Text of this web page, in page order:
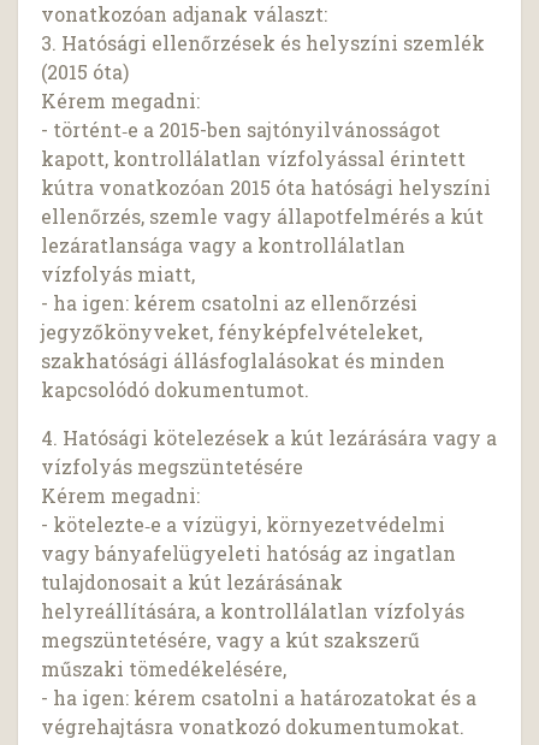
vonatkozóan adjanak választ:
3. Hatósági ellenőrzések és helyszíni szemlék
(2015 óta)
Kérem megadni:
- történt‑e a 2015-ben sajtónyilvánosságot
kapott, kontrollálatlan vízfolyással érintett
kútra vonatkozóan 2015 óta hatósági helyszíni
ellenőrzés, szemle vagy állapotfelmérés a kút
lezáratlansága vagy a kontrollálatlan
vízfolyás miatt,
- ha igen: kérem csatolni az ellenőrzési
jegyzőkönyveket, fényképfelvételeket,
szakhatósági állásfoglalásokat és minden
kapcsolódó dokumentumot.
4. Hatósági kötelezések a kút lezárására vagy a
vízfolyás megszüntetésére
Kérem megadni:
- kötelezte‑e a vízügyi, környezetvédelmi
vagy bányafelügyeleti hatóság az ingatlan
tulajdonosait a kút lezárásának
helyreállítására, a kontrollálatlan vízfolyás
megszüntetésére, vagy a kút szakszerű
műszaki tömedékelésére,
- ha igen: kérem csatolni a határozatokat és a
végrehajtásra vonatkozó dokumentumokat.